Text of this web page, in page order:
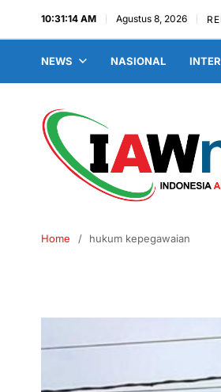
10:31:15 AM Agustus 8, 2026
NEWS NASIONAL
Home hukum kepegawaian